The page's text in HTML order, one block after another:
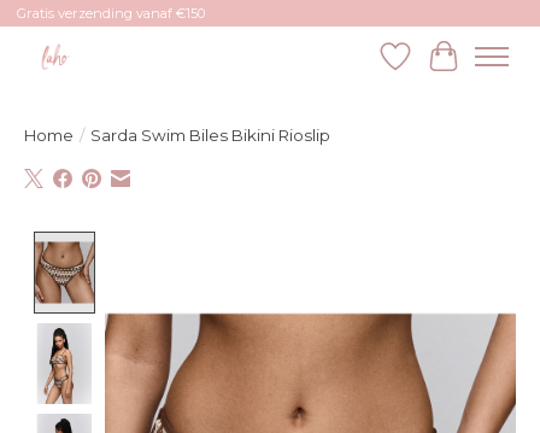
Gratis verzending vanaf €150
Verlanglijst
Home / Sarda Swim Biles Bikini Rioslip